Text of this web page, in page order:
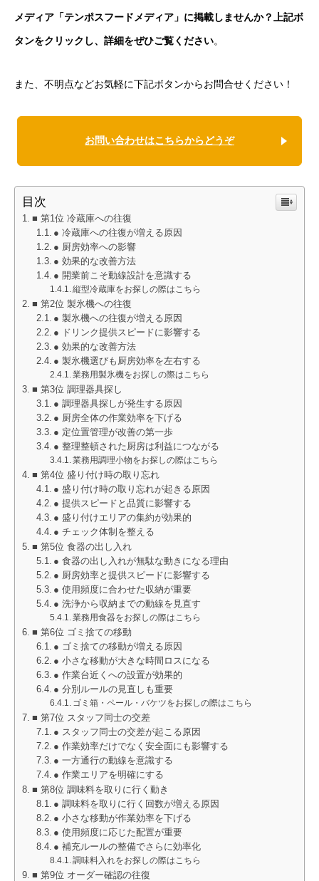
メディア「テンポスフードメディア」に掲載しませんか？上記ボ
タンをクリックし、詳細をぜひご覧ください。
また、不明点などお気軽に下記ボタンからお問合せください！
お問い合わせはこちらからどうぞ
目次
■ 第1位 冷蔵庫への往復
● 冷蔵庫への往復が増える原因
● 厨房効率への影響
● 効果的な改善方法
● 開業前こそ動線設計を意識する
縦型冷蔵庫をお探しの際はこちら
■ 第2位 製氷機への往復
● 製氷機への往復が増える原因
● ドリンク提供スピードに影響する
● 効果的な改善方法
● 製氷機選びも厨房効率を左右する
業務用製氷機をお探しの際はこちら
■ 第3位 調理器具探し
● 調理器具探しが発生する原因
● 厨房全体の作業効率を下げる
● 定位置管理が改善の第一歩
● 整理整頓された厨房は利益につながる
業務用調理小物をお探しの際はこちら
■ 第4位 盛り付け時の取り忘れ
● 盛り付け時の取り忘れが起きる原因
● 提供スピードと品質に影響する
● 盛り付けエリアの集約が効果的
● チェック体制を整える
■ 第5位 食器の出し入れ
● 食器の出し入れが無駄な動きになる理由
● 厨房効率と提供スピードに影響する
● 使用頻度に合わせた収納が重要
● 洗浄から収納までの動線を見直す
業務用食器をお探しの際はこちら
■ 第6位 ゴミ捨ての移動
● ゴミ捨ての移動が増える原因
● 小さな移動が大きな時間ロスになる
● 作業台近くへの設置が効果的
● 分別ルールの見直しも重要
ゴミ箱・ペール・バケツをお探しの際はこちら
■ 第7位 スタッフ同士の交差
● スタッフ同士の交差が起こる原因
● 作業効率だけでなく安全面にも影響する
● 一方通行の動線を意識する
● 作業エリアを明確にする
■ 第8位 調味料を取りに行く動き
● 調味料を取りに行く回数が増える原因
● 小さな移動が作業効率を下げる
● 使用頻度に応じた配置が重要
● 補充ルールの整備でさらに効率化
調味料入れをお探しの際はこちら
■ 第9位 オーダー確認の往復